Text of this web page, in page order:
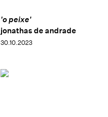
'o peixe'
jonathas de andrade
30.10.2023